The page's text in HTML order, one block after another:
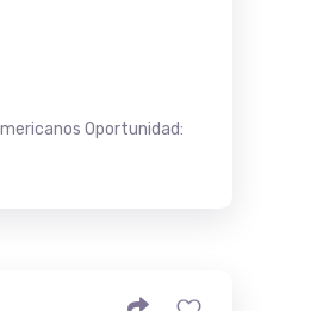
Oportunidad: